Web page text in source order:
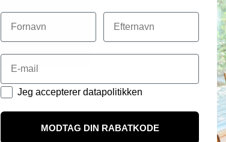
VARER FRA
Navn Efternavn
Email
Datapolitik
Jeg accepterer datapolitikken
MODTAG DIN RABATKODE